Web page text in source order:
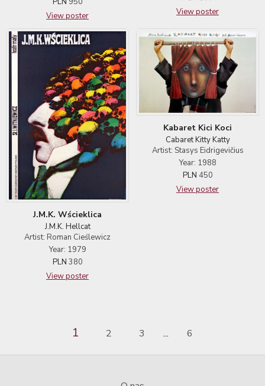
View poster
View poster
J.M.K. Wścieklica
J.M.K. Hellcat
Artist: Roman Cieślewicz
Year: 1979
PLN 380
View poster
Kabaret Kici Koci
Cabaret Kitty Katty
Artist: Stasys Eidrigevičius
Year: 1988
PLN 450
View poster
1 2 3 ... 6